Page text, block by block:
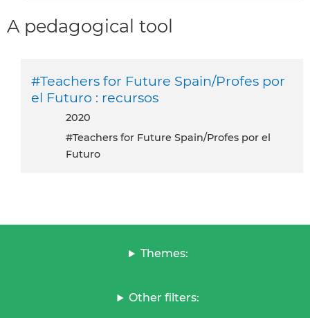
A pedagogical tool
#Teachers for Future Spain/Profes por
el Futuro : recursos
2020
#Teachers for Future Spain/Profes por el
Futuro
Themes:
Other filters: